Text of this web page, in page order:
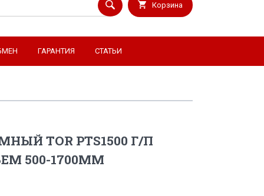
Корзина
ГАРАНТИЯ СТАТЬИ
TOR PTS1500 Г/П
500-1700ММ